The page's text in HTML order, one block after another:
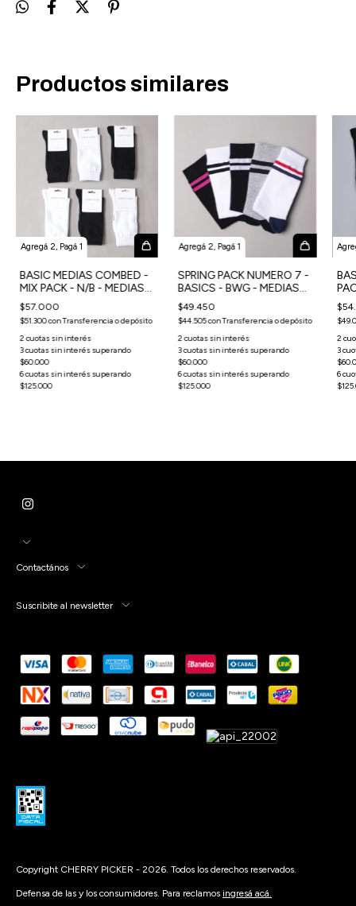
Productos similares
Agregá 2, Pagá 1
BASIC MEDIAS COMBED -
MIX PACK - N/B - MEDIAS
x6
$57.000
$51.300conTransferencia o depósito
Agregá 2, Pagá 1
SPRING PACK NUMERO 7 -
BASICS - BWG - MEDIAS
X5
$49.450
$44.505conTransferencia o depósito
X5
Contactános
Suscribite al newsletter
Copyright CHERRY PICKER - 2026. Todos los derechos reservados.
Defensa de las y los consumidores. Para reclamos ingresá acá.